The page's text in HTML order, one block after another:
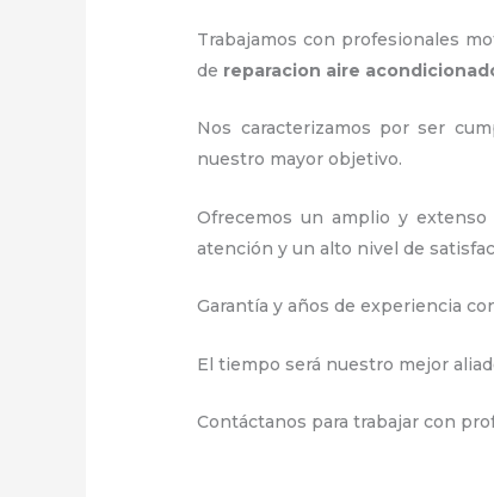
Trabajamos con profesionales
de reparacion aire
Nos caracterizamos por ser
nuestro mayor objetivo.
Ofrecemos un amplio y
atención y un alto nivel de
Garantía y años de experiencia
El tiempo será nuestro mejor
Contáctanos para trabajar con